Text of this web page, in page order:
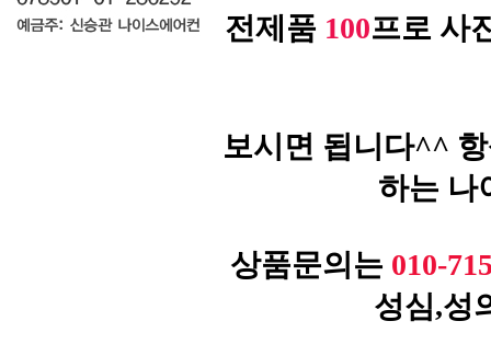
전제품 100프로 사
보시면 됩니다^^
하는 나
상품문의는 010-
성심,성